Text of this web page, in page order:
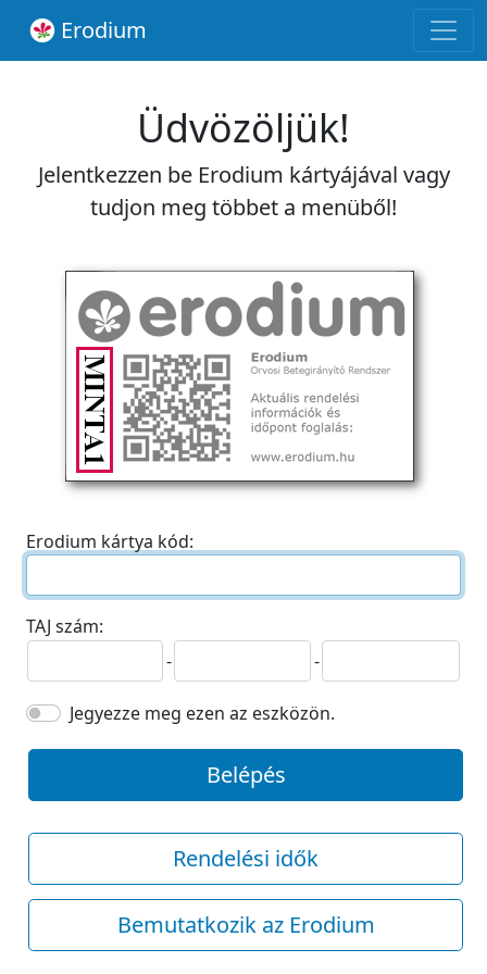
Erodium
Üdvözöljük!
Jelentkezzen be Erodium kártyájával vagy
tudjon meg többet a menüből!
Erodium kártya kód:
TAJ szám:
-
-
Jegyezze meg ezen az eszközön.
Belépés
Rendelési idők
Bemutatkozik az Erodium